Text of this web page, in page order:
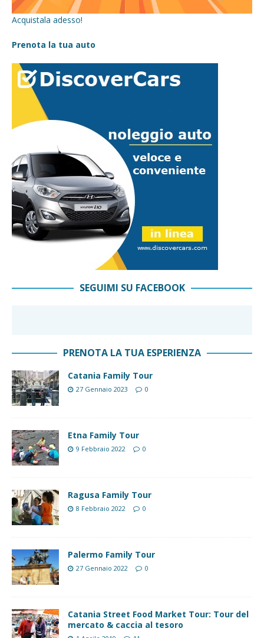
Acquistala adesso!
Prenota la tua auto
SEGUIMI SU FACEBOOK
PRENOTA LA TUA ESPERIENZA
Catania Family Tour
27 Gennaio 2023 0
Etna Family Tour
9 Febbraio 2022 0
Ragusa Family Tour
8 Febbraio 2022 0
Palermo Family Tour
27 Gennaio 2022 0
Catania Street Food Market Tour: Tour del
mercato & caccia al tesoro